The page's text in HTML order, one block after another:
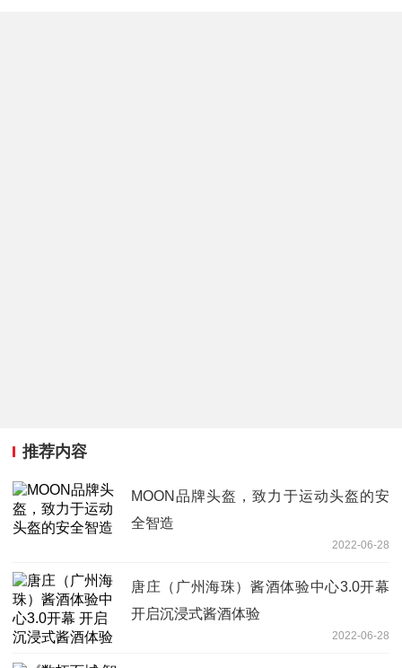
推荐内容
MOON品牌头盔，致力于运动头盔的安
全智造
2022-06-28
唐庄（广州海珠）酱酒体验中心3.0开幕
开启沉浸式酱酒体验
2022-06-28